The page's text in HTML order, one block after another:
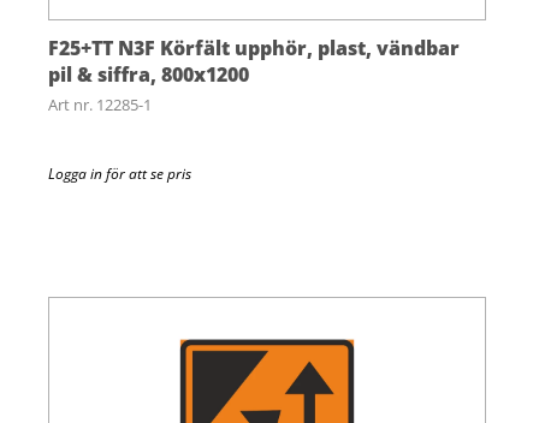
F25+TT N3F Körfält upphör, plast, vändbar
pil & siffra, 800x1200
Art nr. 12285-1
Logga in för att se pris